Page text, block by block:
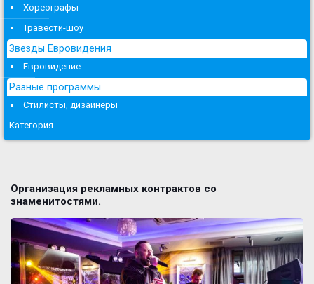
Хореографы
Травести-шоу
Звезды Евровидения
Евровидение
Разные программы
Стилисты, дизайнеры
Категория
Организация рекламных контрактов со
знаменитостями.